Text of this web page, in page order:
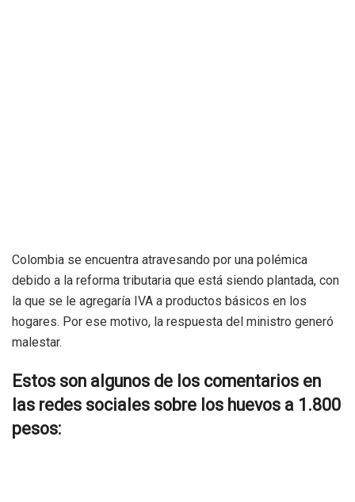
Colombia se encuentra atravesando por una polémica
debido a la reforma tributaria que está siendo plantada, con
la que se le agregaría IVA a productos básicos en los
hogares. Por ese motivo, la respuesta del ministro generó
malestar.
Estos son algunos de los comentarios en
las redes sociales sobre los huevos a 1.800
pesos: